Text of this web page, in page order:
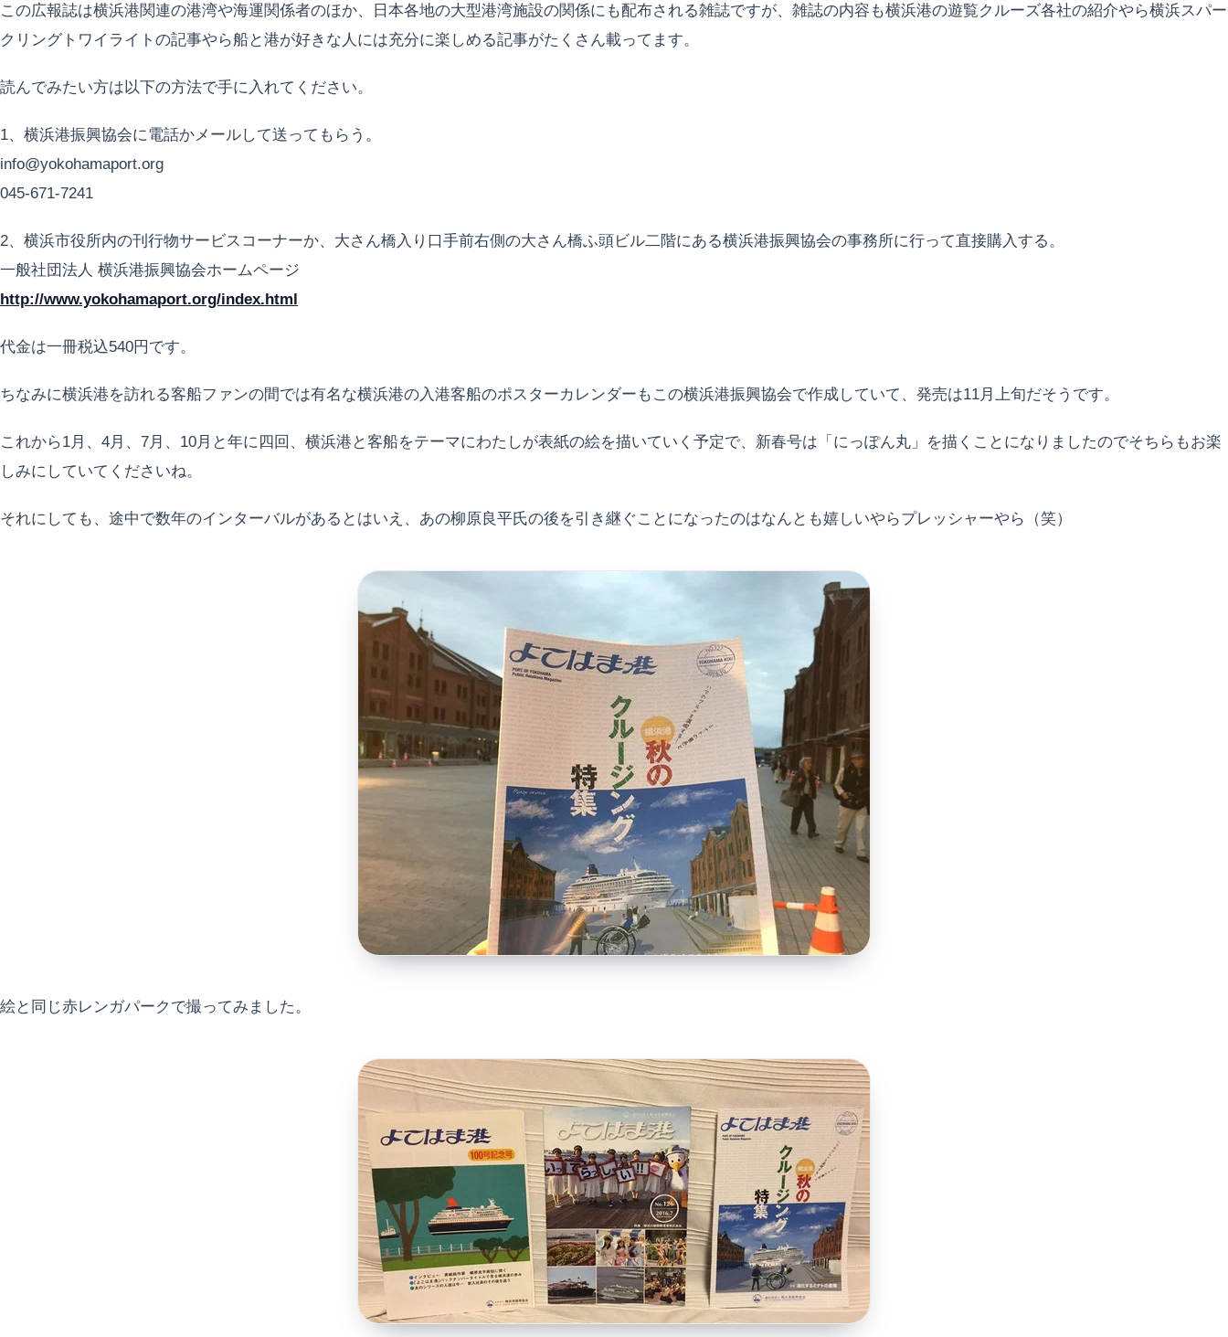
この広報誌は横浜港関連の港湾や海運関係者のほか、日本各地の大型港湾施設の関係にも配布される雑誌ですが、雑誌の内容も横浜港の遊覧クルーズ各社の紹介やら横浜スパー
クリングトワイライトの記事やら船と港が好きな人には充分に楽しめる記事がたくさん載ってます。
読んでみたい方は以下の方法で手に入れてください。
1、横浜港振興協会に電話かメールして送ってもらう。
info@yokohamaport.org
045-671-7241
2、横浜市役所内の刊行物サービスコーナーか、大さん橋入り口手前右側の大さん橋ふ頭ビル二階にある横浜港振興協会の事務所に行って直接購入する。
一般社団法人 横浜港振興協会ホームページ
http://www.yokohamaport.org/index.html
代金は一冊税込540円です。
ちなみに横浜港を訪れる客船ファンの間では有名な横浜港の入港客船のポスターカレンダーもこの横浜港振興協会で作成していて、発売は11月上旬だそうです。
これから1月、4月、7月、10月と年に四回、横浜港と客船をテーマにわたしが表紙の絵を描いていく予定で、新春号は「にっぽん丸」を描くことになりましたのでそちらもお楽
しみにしていてくださいね。
それにしても、途中で数年のインターバルがあるとはいえ、あの柳原良平氏の後を引き継ぐことになったのはなんとも嬉しいやらプレッシャーやら（笑）
絵と同じ赤レンガパークで撮ってみました。